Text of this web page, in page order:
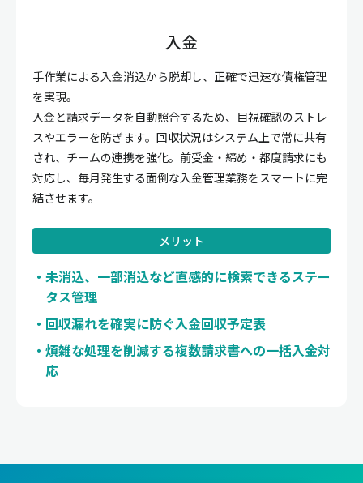
入金
手作業による入金消込から脱却し、正確で迅速な債権管理
を実現。
入金と請求データを自動照合するため、目視確認のストレ
スやエラーを防ぎます。回収状況はシステム上で常に共有
され、チームの連携を強化。前受金・締め・都度請求にも
対応し、毎月発生する面倒な入金管理業務をスマートに完
結させます。
メリット
未消込、一部消込など直感的に検索できるステー
タス管理
回収漏れを確実に防ぐ入金回収予定表
煩雑な処理を削減する複数請求書への一括入金対
応